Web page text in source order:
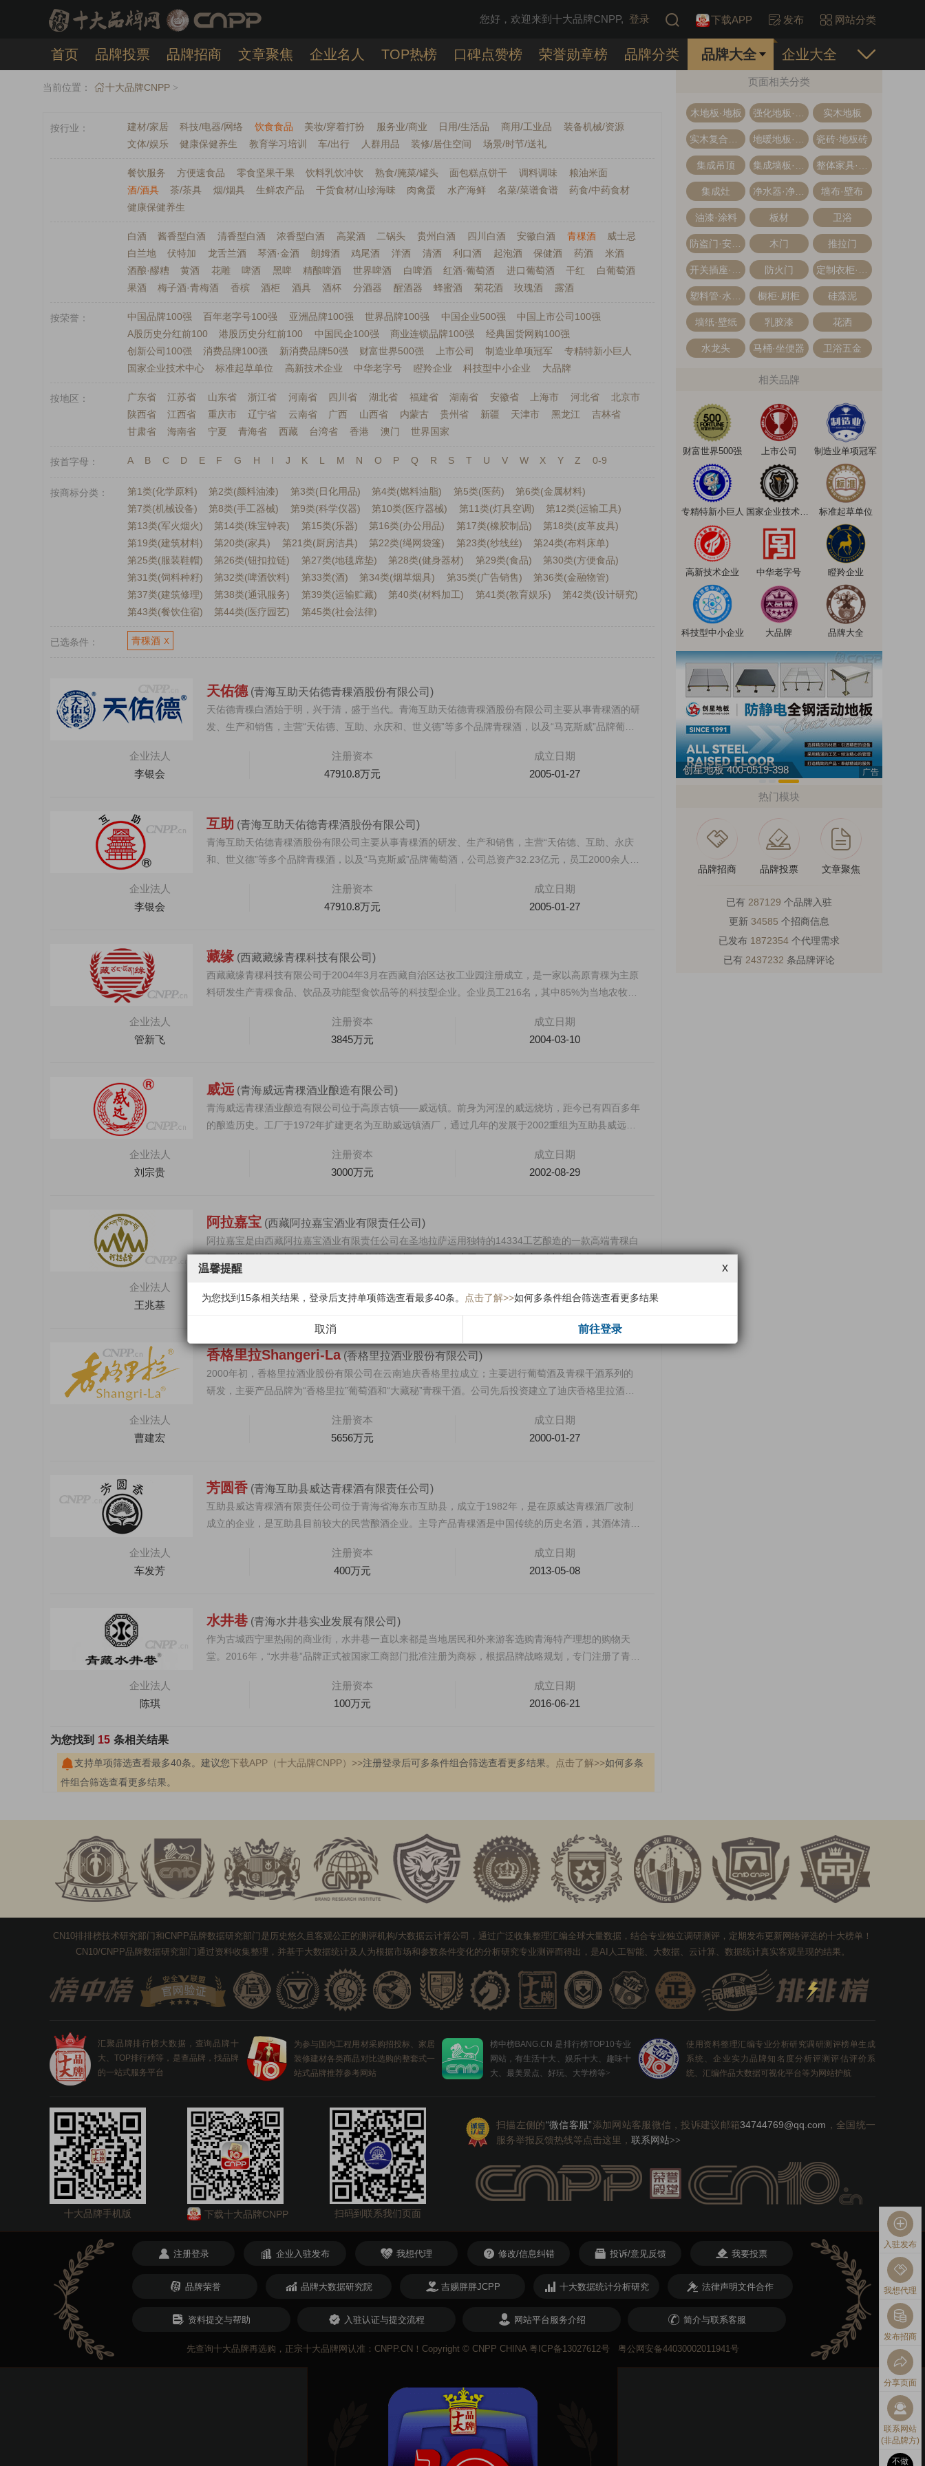
您好，欢迎来到十大品牌CNPP, 登录 下载APP 发布 网站分类
首页 品牌投票 品牌招商 文章聚焦 企业名人 TOP热榜 口碑点赞榜 荣誉勋章榜 品牌分类 品牌大全 企业大全
发布提交 APP下载
当前位置： 十大品牌CNPP >
按行业 建材/家居 科技/电器/网络 饮食食品 美妆/穿着打扮 服务业/商业 日用/生活品 商用/工业品
装备机械/资源
文体/娱乐
健康保健养生 教育学习培训 车/出行 人群用品 装修/居住空间 场景/时节/送礼
餐饮服务 方便速食品 零食坚果干果 饮料乳饮冲饮 熟食/腌菜/罐头 面包糕点饼干 调料调味
粮油米面
酒/酒具
茶/茶具 烟/烟具 生鲜农产品 干货食材/山珍海味 肉禽蛋 水产海鲜 名菜/菜谱食谱
药食/中药食材
健康保健养生
白酒 酱香型白酒 清香型白酒 浓香型白酒 高粱酒 二锅头 贵州白酒 四川白酒 安徽白酒 青稞酒
威士忌
白兰地
伏特加 龙舌兰酒 琴酒·金酒 朗姆酒 鸡尾酒 洋酒 清酒 利口酒 起泡酒 保健酒 药酒
米酒
酒酿·醪糟
黄酒 花雕 啤酒 黑啤 精酿啤酒 世界啤酒 白啤酒 红酒·葡萄酒 进口葡萄酒 干红
白葡萄酒
果酒
梅子酒·青梅酒 香槟 酒柜 酒具 酒杯 分酒器 醒酒器 蜂蜜酒 菊花酒 玫瑰酒 露酒
按荣誉 中国品牌100强 百年老字号100强 亚洲品牌100强 世界品牌100强 中国企业500强
中国上市公司100强
A股历史分红前100
港股历史分红前100 中国民企100强 商业连锁品牌100强
经典国货网购100强
创新公司100强
消费品牌100强 新消费品牌50强 财富世界500强 上市公司 制造业单项冠军
专精特新小巨人
国家企业技术中心
标准起草单位 高新技术企业 中华老字号 瞪羚企业 科技型中小企业 大品牌
按地区 广东省 江苏省 山东省 浙江省 河南省 四川省 湖北省 福建省 湖南省 安徽省 上海市 河北省
北京市
陕西省
江西省 重庆市 辽宁省 云南省 广西 山西省 内蒙古 贵州省 新疆 天津市 黑龙江
吉林省
甘肃省
海南省 宁夏 青海省 西藏 台湾省 香港 澳门 世界国家
按首字母 A B C D E F G H I J K L M N O P Q R S T U V W X Y Z 0-9
按商标分类 第1类(化学原料) 第2类(颜料油漆) 第3类(日化用品) 第4类(燃料油脂) 第5类(医药)
第6类(金属材料)
第7类(机械设备)
第8类(手工器械) 第9类(科学仪器) 第10类(医疗器械) 第11类(灯具空调)
第12类(运输工具)
第13类(军火烟火)
第14类(珠宝钟表) 第15类(乐器) 第16类(办公用品) 第17类(橡胶制品)
第18类(皮革皮具)
第19类(建筑材料)
第20类(家具) 第21类(厨房洁具) 第22类(绳网袋篷) 第23类(纱线丝)
第24类(布料床单)
第25类(服装鞋帽)
第26类(钮扣拉链) 第27类(地毯席垫) 第28类(健身器材) 第29类(食品)
第30类(方便食品)
第31类(饲料种籽)
第32类(啤酒饮料) 第33类(酒) 第34类(烟草烟具) 第35类(广告销售)
第36类(金融物管)
第37类(建筑修理)
第38类(通讯服务) 第39类(运输贮藏) 第40类(材料加工) 第41类(教育娱乐)
第42类(设计研究)
第43类(餐饮住宿)
第44类(医疗园艺) 第45类(社会法律)
已选条件： 青稞酒 X
天佑德 (青海互助天佑德青稞酒股份有限公司)
天佑德青稞白酒始于明，兴于清，盛于当代。青海互助天佑德青稞酒股份有限公司主要从事青稞酒的研
发、生产和销售，主营“天佑德、互助、永庆和、世义德”等多个品牌青稞酒，以及“马克斯威”品牌葡萄
企业法人
李银会
注册资本
47910.8万元
成立日期
2005-01-27
互助 (青海互助天佑德青稞酒股份有限公司)
青海互助天佑德青稞酒股份有限公司主要从事青稞酒的研发、生产和销售，主营“天佑德、互助、永庆
和、世义德”等多个品牌青稞酒，以及“马克斯威”品牌葡萄酒，公司总资产32.23亿元，员工2000余人。
企业法人
李银会
注册资本
47910.8万元
成立日期
2005-01-27
藏缘 (西藏藏缘青稞科技有限公司)
西藏藏缘青稞科技有限公司于2004年3月在西藏自治区达孜工业园注册成立，是一家以高原青稞为主原
料研发生产青稞食品、饮品及功能型食饮品等的科技型企业。企业员工216名，其中85%为当地农牧民
企业法人
管新飞
注册资本
3845万元
成立日期
2004-03-10
威远 (青海威远青稞酒业酿造有限公司)
青海威远青稞酒业酿造有限公司位于高原古镇——威远镇。前身为河湟的威远烧坊，距今已有四百多年
的酿造历史。工厂于1972年扩建更名为互助威远镇酒厂，通过几年的发展于2002重组为互助县威远青
企业法人
刘宗贵
注册资本
3000万元
成立日期
2002-08-29
阿拉嘉宝 (西藏阿拉嘉宝酒业有限责任公司)
阿拉嘉宝是由西藏阿拉嘉宝酒业有限责任公司在圣地拉萨运用独特的14334工艺酿造的一款高端青稞白
酒。西藏阿拉嘉宝酒庄前身是“西藏天佑德青稞酒”，2012年建厂，2014年投产，过去的十年里，阿拉
嘉宝从建...
企业法人
王兆基
6000万元
2012-05-31
香格里拉Shangeri-La (香格里拉酒业股份有限公司)
2000年初，香格里拉酒业股份有限公司在云南迪庆香格里拉成立；主要进行葡萄酒及青稞干酒系列的
研发，主要产品品牌为“香格里拉”葡萄酒和“大藏秘”青稞干酒。公司先后投资建立了迪庆香格里拉酒
企业法人
曹建宏
注册资本
5656万元
成立日期
2000-01-27
芳圆香 (青海互助县威达青稞酒有限责任公司)
互助县威达青稞酒有限责任公司位于青海省海东市互助县，成立于1982年，是在原威达青稞酒厂改制
成立的企业，是互助县目前较大的民营酿酒企业。主导产品青稞酒是中国传统的历史名酒，其酒体清亮
企业法人
车发芳
注册资本
400万元
成立日期
2013-05-08
水井巷 (青海水井巷实业发展有限公司)
作为古城西宁里热闹的商业街，水井巷一直以来都是当地居民和外来游客选购青海特产理想的购物天
堂。2016年，“水井巷”品牌正式被国家工商部门批准注册为商标，根据品牌战略规划，专门注册了青海
企业法人
陈琪
注册资本
100万元
成立日期
2016-06-21
为您找到 15 条相关结果
支持单项筛选查看最多40条。建议您下载APP（十大品牌CNPP）>>注册登录后可多条件组合筛选查看更多结果。 点击了解>>如何多条
件组合筛选查看更多结果。
页面相关分类
木地板·地板 实木地板
瓷砖·地板砖
集成吊顶
集成灶 墙布·壁布
油漆·涂料 板材 卫浴
木门 推拉门
防火门
橱柜·厨柜 硅藻泥
墙纸·壁纸 乳胶漆 花洒
水龙头 马桶·坐便器 卫浴五金
相关品牌
财富世界500强 上市公司 制造业单项冠军
专精特新小巨人 国家企业技术中心 标准起草单位
高新技术企业 中华老字号 瞪羚企业
科技型中小企业 大品牌 品牌大全
悍马HORSE 400-012-6012 汇迈HUIMAI 创星地板 400-0519-398 广告
热门模块
品牌招商 品牌投票 文章聚焦
已有 287129 个品牌入驻
更新 34585 个招商信息
已发布 1872354 个代理需求
已有 2437232 条品牌评论
入驻发布
我想代理
发布招商
分享页面
联系网站
(非品牌方)
不做
CN10排排榜技术研究部门和CNPP品牌数据研究部门是历史悠久且客观公正的测评机构/大数据云计算公司，通过广泛收集整理汇编全球大量数据，结合专业独立调研测评，定期发布更新网络评选的十大榜单！
CN10/CNPP品牌数据研究部门通过资料收集整理，并基于大数据统计及人为根据市场和参数条件变化的分析研究专业测评而得出，是AI人工智能、大数据、云计算、数据统计真实客观呈现的结果。
汇聚品牌排行榜大数据，查询品牌十
大、TOP排行榜等，是查品牌，找品牌
的一站式服务平台
为参与国内工程用材采购招投标、家居
装修建材各类商品对比选购的整套式一
站式品牌推荐参考网站
榜中榜BANG.CN 是排行榜TOP10专业
网站，有生活十大、娱乐十大、趣味十
大、最美景点、好玩、大学榜等>
使用资料整理汇编专业分析研究调研测评榜单生成
系统、企业实力品牌知名度分析评测评估评价系
统、汇编作品大数据可视化平台等为网站护航
十大品牌手机版 下载十大品牌CNPP 扫码到联系我们页面
扫描左侧的“微信客服”添加网站客服微信，投诉建议邮箱34744769@qq.com ，全国统一
服务举报反馈热线等点击这里， 联系网站>>
注册登录 企业入驻发布 我想代理 修改/信息纠错 投诉/意见反馈 我要投票
品牌荣誉 品牌大数据研究院 吉赐胖胖JCPP 十大数据统计分析研究 法律声明文件合作
资料提交与帮助 入驻认证与提交流程 网站平台服务介绍 简介与联系客服
先查询十大品牌再选购，正宗十大品牌网认准：CNPP.CN！Copyright © CNPP CHINA 粤ICP备13027612号 粤公网安备44030002011941号
x
温馨提醒
为您找到15条相关结果，登录后支持单项筛选查看最多40条。 点击了解>>如何多条件组合筛选查看更多结果
取消 前往登录